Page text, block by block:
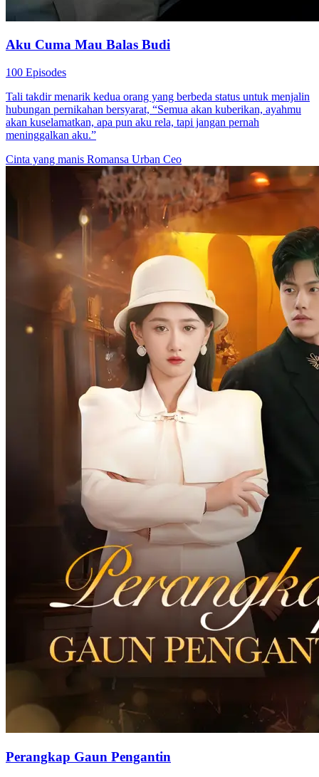
Aku Cuma Mau Balas Budi
100 Episodes
Tali takdir menarik kedua orang yang berbeda status untuk menjalin
hubungan pernikahan bersyarat, “Semua akan kuberikan, ayahmu
akan kuselamatkan, apa pun aku rela, tapi jangan pernah
meninggalkan aku.”
Cinta yang manis Romansa Urban Ceo
Perangkap Gaun Pengantin